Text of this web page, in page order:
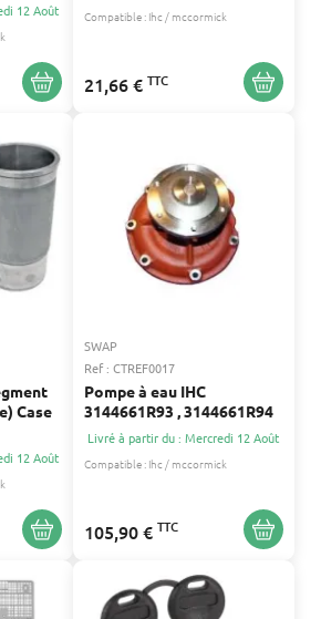
12 Août Compatible : Ihc / mccormick
21,66 € TTC
Case
12 Août
SWAP
Ref : CTREF0017
Pompe à eau IHC
3144661R93 , 3144661R94
Livré à partir du : Mercredi 12 Août
Compatible : Ihc / mccormick
105,90 € TTC